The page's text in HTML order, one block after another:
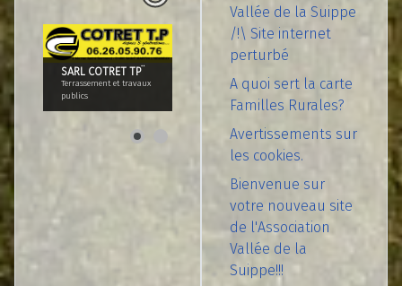
SARL COTRET TP¨
Terrassement et travaux
publics
Vallée de la Suippe
/!\ Site internet
perturbé
A quoi sert la carte
Familles Rurales?
Avertissements sur
les cookies.
Bienvenue sur
votre nouveau site
de l'Association
Vallée de la
Suippe!!!